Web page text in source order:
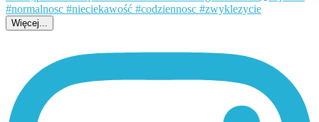
Więcej...